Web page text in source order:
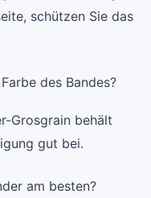
schützen Sie das
des Bandes?
Grosgrain behält
gut bei.
am besten?